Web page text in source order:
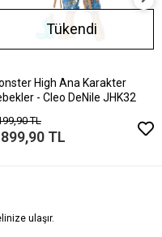
Tükendi
High Ana Karakter
- Cleo DeNile JHK32
TL
TL
ulaşır.